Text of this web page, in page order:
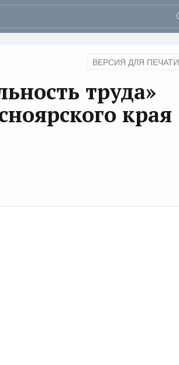
ВЕРСИЯ ДЛЯ ПЕЧАТИ
труда»
края